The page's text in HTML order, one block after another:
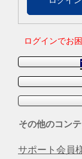
ログインでお
その他のコン
サポート会員